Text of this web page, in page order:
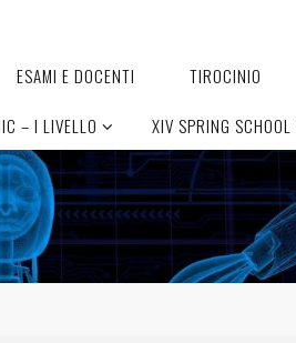
ESAMI E DOCENTI TIROCINIO
– I LIVELLO
XIV SPRING